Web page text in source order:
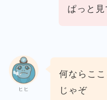
ぱっと
ヒヒ
何ならこ
じゃぞ